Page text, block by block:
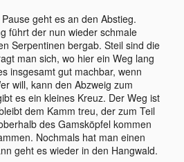
geht es an den Abstieg.
führt der nun wieder schmale
Serpentinen bergab. Steil sind die
man sich, wo hier ein Weg lang
insgesamt gut machbar, wenn
will, kann den Abzweig zum
es ein kleines Kreuz. Der Weg ist
dem Kamm treu, der zum Teil
des Gamsköpfel kommen
Nochmals hat man einen
geht es wieder in den Hangwald.